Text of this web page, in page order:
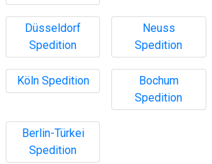
Düsseldorf
Spedition
Neuss
Spedition
Köln Spedition
Bochum
Spedition
Berlin-Türkei
Spedition